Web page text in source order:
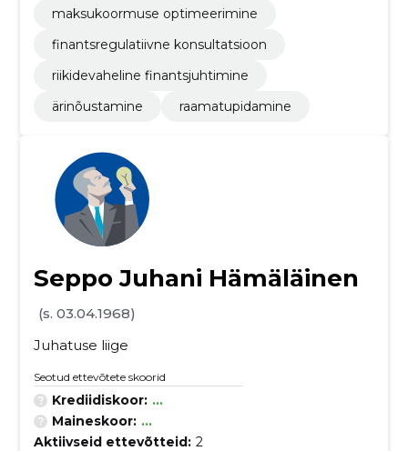
maksukoormuse optimeerimine
finantsregulatiivne konsultatsioon
riikidevaheline finantsjuhtimine
ärinõustamine
raamatupidamine
Seppo Juhani Hämäläinen
(s. 03.04.1968)
Juhatuse liige
Seotud ettevõtete skoorid
Krediidiskoor: ...
Maineskoor: ...
Aktiivseid ettevõtteid: 2